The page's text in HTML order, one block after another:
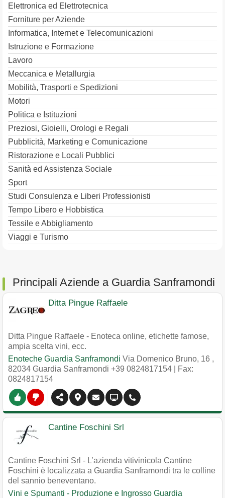
Elettronica ed Elettrotecnica
Forniture per Aziende
Informatica, Internet e Telecomunicazioni
Istruzione e Formazione
Lavoro
Meccanica e Metallurgia
Mobilità, Trasporti e Spedizioni
Motori
Politica e Istituzioni
Preziosi, Gioielli, Orologi e Regali
Pubblicità, Marketing e Comunicazione
Ristorazione e Locali Pubblici
Sanità ed Assistenza Sociale
Sport
Studi Consulenza e Liberi Professionisti
Tempo Libero e Hobbistica
Tessile e Abbigliamento
Viaggi e Turismo
Principali Aziende a Guardia Sanframondi
Ditta Pingue Raffaele
Ditta Pingue Raffaele - Enoteca online, etichette famose,
ampia scelta vini, ecc.
Enoteche Guardia Sanframondi Via Domenico Bruno, 16 ,
82034 Guardia Sanframondi +39 0824817154 | Fax:
0824817154
Cantine Foschini Srl
Cantine Foschini Srl - L’azienda vitivinicola Cantine
Foschini è localizzata a Guardia Sanframondi tra le colline
del sannio beneventano.
Vini e Spumanti - Produzione e Ingrosso Guardia